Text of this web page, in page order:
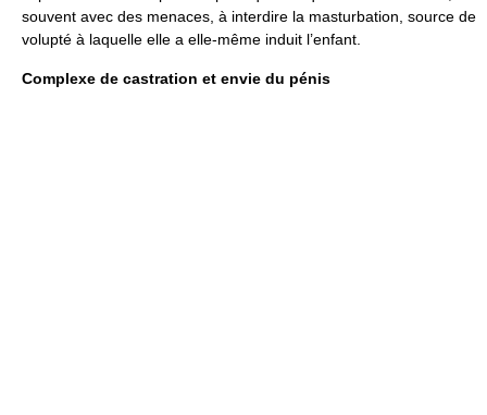
souvent avec des menaces, à interdire la masturbation, source de
volupté à laquelle elle a elle-même induit l’enfant.
Complexe de castration et envie du pénis